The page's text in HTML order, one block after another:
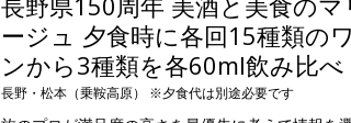
ージュ 夕食時に各回15種類の
ンから3種類を各60ml飲み比べ
長野・松本（乗鞍高原） ※夕食代は別途必要です